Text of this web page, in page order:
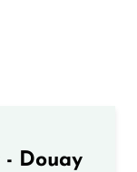
- Douay